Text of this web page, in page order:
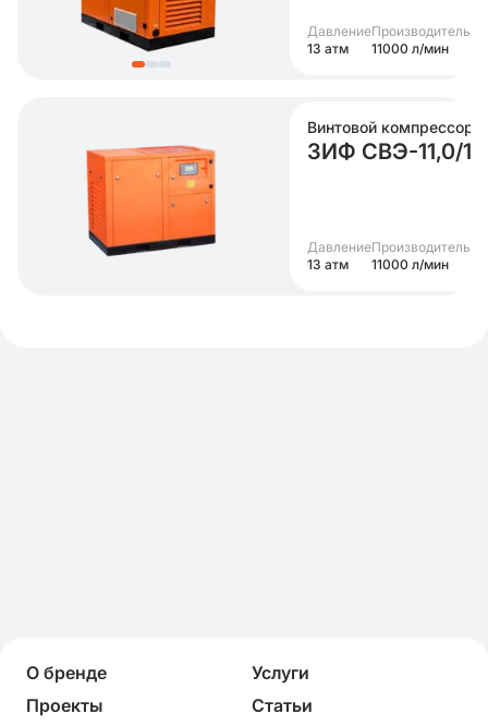
Давление
13 атм
11000 л/мин
Винтовой компрессор
ЗИФ СВЭ-11,0/
Давление
13 атм
11000 л/мин
О бренде
Услуги
Проекты
Статьи